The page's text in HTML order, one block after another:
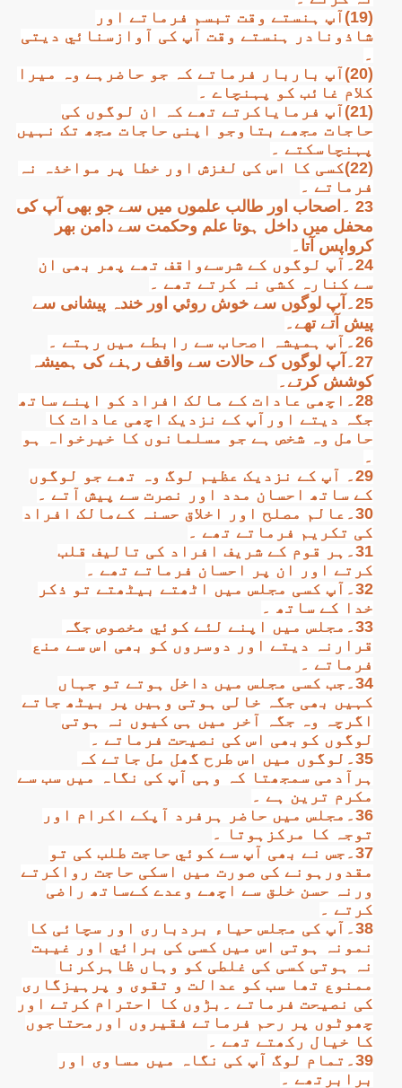
(19)آپ ہنستے وقت تبسم فرماتے اور
شاذونادر ہنستے وقت آپ کی آوازسنائي دیتی
۔
(20)آپ باربار فرماتے کہ جو حاضرہے وہ میرا
کلام غائب کو پہنچاے ۔
(21)آپ فرمایاکرتے تھے کہ ان لوگوں کی
حاجات مجھے بتاوجو اپنی حاجات مجھ تک نہیں
پہنچاسکتے ۔
(22)کسی کا اس کی لغزش اور خطا پر مواخذہ نہ
فرماتے ۔
23 ۔اصحاب اور طالب علموں میں سے جو بھی آپ کی
محفل میں داخل ہوتا علم وحکمت سے دامن بھر
کرواپس آتا۔
24۔آپ لوگوں کے شرسےواقف تھے پھر بھی ان
سے کنارہ کشی نہ کرتے تھے ۔
25۔آپ لوگوں سے خوش روئي اور خندہ پیشانی سے
پیش آتے تھے۔
26۔آپ ہمیشہ اصحاب سے رابطے میں رہتے ۔
27۔آپ لوگوں کے حالات سے واقف رہنے کی ہمیشہ
کوشش کرتے۔
28۔اچھی عادات کے مالک افراد کو اپنے ساتھ
جگہ دیتے اورآپ کے نزدیک اچھی عادات کا
حامل وہ شخص ہے جو مسلمانوں کا خیرخواہ ہو
۔
29۔ آپ کے نزدیک عظیم لوگ وہ تھے جو لوگوں
کے ساتھ احسان مدد اور نصرت سے پیش آتے ۔
30۔عالم مصلح اور اخلاق حسنہ کےمالک افراد
کی تکریم فرماتے تھے ۔
31۔ہر قوم کے شریف افراد کی تالیف قلب
کرتے اور ان پر احسان فرماتے تھے ۔
32۔آپ کسی مجلس میں اٹھتے بیٹھتے تو ذکر
خدا کے ساتھ ۔
33۔مجلس میں اپنے لئے کوئي مخصوص جگہ
قرارنہ دیتے اور دوسروں کو بھی اس سے منع
فرماتے ۔
34۔جب کسی مجلس میں داخل ہوتے تو جہاں
کہیں بھی جگہ خالی ہوتی وہیں پر بیٹھ جاتے
اگرچہ وہ جگہ آخر میں ہی کیوں نہ ہوتی
لوگوں کوبھی اس کی نصیحت فرماتے ۔
35۔لوگوں میں اس طرح گھل مل جاتے کہ
ہرآدمی سمجھتا کہ وہی آپ کی نگاہ میں سب سے
مکرم ترین ہے ۔
36۔مجلس میں حاضر ہرفرد آپکے اکرام اور
توجہ کا مرکزہوتا ۔
37۔جس نے بھی آپ سے کوئي حاجت طلب کی تو
مقدورہونے کی صورت میں اسکی حاجت رواکرتے
ورنہ حسن خلق سے اچھے وعدے کےساتھ راضی
کرتے ۔
38۔آپ کی مجلس حیاء بردباری اور سچائی کا
نمونہ ہوتی اس میں کسی کی برائي اور غیبت
نہ ہوتی کسی کی غلطی کو وہاں ظاہرکرنا
ممنوع تھا سب کو عدالت و تقوی و پرہیزگاری
کی نصیحت فرماتے ۔بڑوں کا احترام کرتے اور
چھوٹوں پر رحم فرماتے فقیروں اورمحتاجوں
کا خیال رکھتے تھے ۔
39۔تمام لوگ آپ کی نگاہ میں مساوی اور
برابرتھے ۔